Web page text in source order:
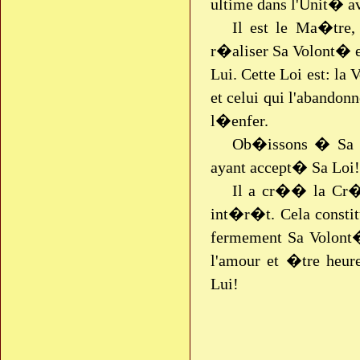
ultime dans l'Unit�
Il est le Ma�tre,
r�aliser Sa Volont�
Lui. Cette Loi est: la
et celui qui
l�enfer.
Ob�issons �
ayant accept� Sa Loi!
Il a cr�� la
int�r�t. Cela
fermement Sa
l'amour et �tre
Lui!